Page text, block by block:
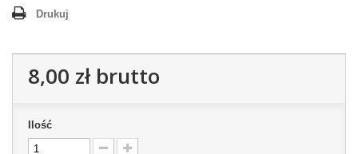
Drukuj
8,00 złbrutto
Ilość